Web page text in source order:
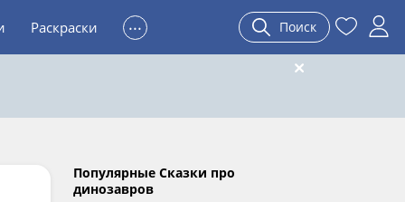
Раскраски ... Поиск
Популярные Сказки про
динозавров